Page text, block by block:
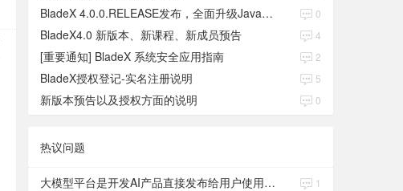
BladeX 4.0.0.RELEASE发布，全面升级Java17、Boot3、Cloud2023 0
BladeX4.0 新版本、新课程、新成员预告 4
[重要通知] BladeX 系统安全应用指南 2
BladeX授权登记-实名注册说明 5
新版本预告以及授权方面的说明 0
热议问题
大模型平台是开发AI产品直接发布给用户使用的吗？ 1